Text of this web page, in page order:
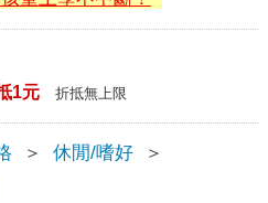
1元 折抵無上限
＞ 休閒/嗜好
＞